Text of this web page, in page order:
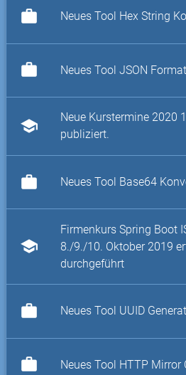
work Neues Tool Hex String
work Neues Tool JSON
school
Neue Kurstermine 2020
publiziert.
work Neues Tool Base64
school
Firmenkurs Spring Boot
8./9./10. Oktober 2019
durchgeführt
work Neues Tool UUID
work Neues Tool HTTP Mirror